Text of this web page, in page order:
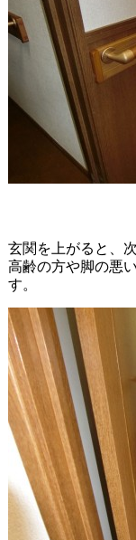
玄関を上がると、
高齢の方や脚の悪
す。